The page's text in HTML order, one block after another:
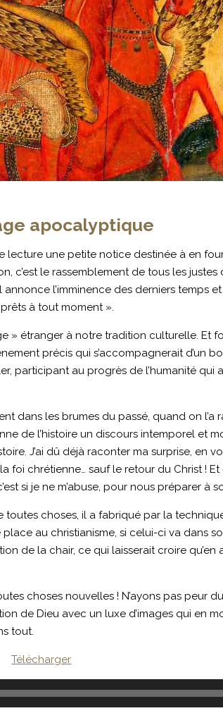
apocalyptique
lecture une petite notice destinée à en
le rassemblement de tous les justes
l’imminence des derniers temps
à tout moment ».
» étranger à notre tradition culturelle. Et
précis qui s’accompagnerait d’un
participant au progrès de l’humanité
dans les brumes du passé, quand on l’a
de l’histoire un discours intemporel et
J’ai dû déjà raconter ma surprise,
chrétienne… sauf le retour du Christ ! Et
si je ne m’abuse, pour nous préparer à
toutes choses, il a fabriqué par la
au christianisme, si celui-ci va dans
de la chair, ce qui laisserait croire
choses nouvelles ! N’ayons pas peur
de Dieu avec un luxe d’images qui en
tout.
Télécharger